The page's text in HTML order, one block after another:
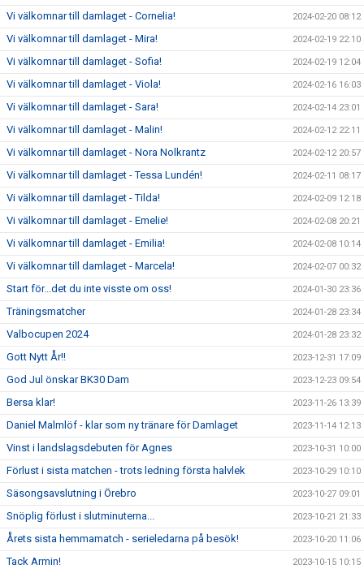
Vi välkomnar till damlaget - Cornelia! 2024-02-20 08:12
Vi välkomnar till damlaget - Mira! 2024-02-19 22:10
Vi välkomnar till damlaget - Sofia! 2024-02-19 12:04
Vi välkomnar till damlaget - Viola! 2024-02-16 16:03
Vi välkomnar till damlaget - Sara! 2024-02-14 23:01
Vi välkomnar till damlaget - Malin! 2024-02-12 22:11
Vi välkomnar till damlaget - Nora Nolkrantz 2024-02-12 20:57
Vi välkomnar till damlaget - Tessa Lundén! 2024-02-11 08:17
Vi välkomnar till damlaget - Tilda! 2024-02-09 12:18
Vi välkomnar till damlaget - Emelie! 2024-02-08 20:21
Vi välkomnar till damlaget - Emilia! 2024-02-08 10:14
Vi välkomnar till damlaget - Marcela! 2024-02-07 00:32
Start för...det du inte visste om oss! 2024-01-30 23:36
Träningsmatcher 2024-01-28 23:34
Valbocupen 2024 2024-01-28 23:32
Gott Nytt År!! 2023-12-31 17:09
God Jul önskar BK30 Dam 2023-12-23 09:54
Bersa klar! 2023-11-26 13:39
Daniel Malmlöf - klar som ny tränare för Damlaget 2023-11-14 12:13
Vinst i landslagsdebuten för Agnes 2023-10-31 10:00
Förlust i sista matchen - trots ledning första halvlek 2023-10-29 10:10
Säsongsavslutning i Örebro 2023-10-27 09:01
Snöplig förlust i slutminuterna... 2023-10-21 21:33
Årets sista hemmamatch - serieledarna på besök! 2023-10-20 11:06
Tack Armin! 2023-10-15 10:15